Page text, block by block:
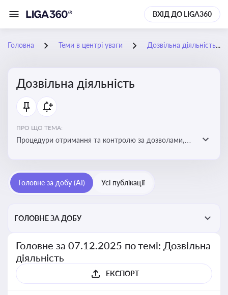
ВХІД ДО LIGA360
Головна Теми в центрі уваги Дозвільна діяльність
Дозвільна діяльність
ПРО ЩО ТЕМА:
Процедури отримання та контролю за дозволами,
законодавстві, щоб уникнути порушень та
забезпечити відповідність вимогам регуляторних
Головне за добу (AI) Усі публікації
ГОЛОВНЕ ЗА ДОБУ
Головне за 07.12.2025 по темі: Дозвільна
діяльність
ЕКСПОРТ